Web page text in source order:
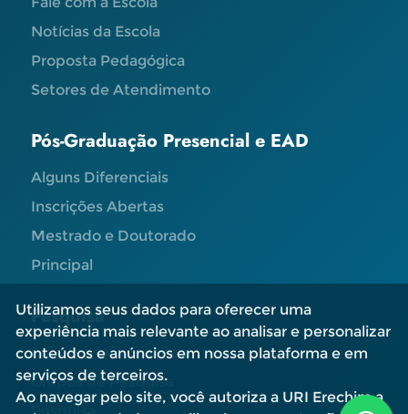
Notícias da Escola
Proposta Pedagógica
Setores de Atendimento
Pós-Graduação Presencial e EAD
Alguns Diferenciais
Inscrições Abertas
Mestrado e Doutorado
Principal
Pesquisa
Editais e Informações
Grupos de Pesquisa
Utilizamos seus dados para oferecer uma
experiência mais relevante ao analisar e personalizar
conteúdos e anúncios em nossa plataforma e em
serviços de terceiros.
Ao navegar pelo site, você autoriza a URI Erechim a